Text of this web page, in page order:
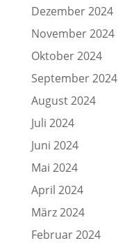
Dezember 2024
November 2024
Oktober 2024
September 2024
August 2024
Juli 2024
Juni 2024
Mai 2024
April 2024
März 2024
Februar 2024